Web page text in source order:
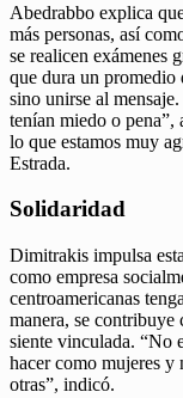
Abedrabbo explica
más personas, así
se realicen exámenes
que dura un promedio
sino unirse al
tenían miedo o pena”,
lo que estamos muy
Estrada.
Solidaridad
Dimitrakis impulsa
como empresa
centroamericanas
manera, se contribuye
siente vinculada. “No
hacer como mujeres y
otras”, indicó.